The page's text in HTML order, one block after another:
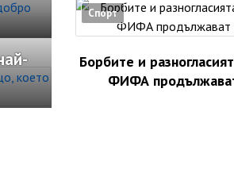
Спорт
Борбите и
ФИФА